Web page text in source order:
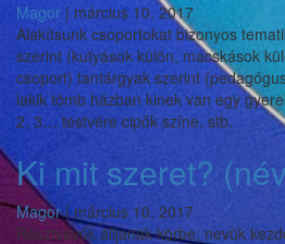
Magor | március 10, 2017
Alakítsunk csoportokat bizonyos
szerint (kutyások külön, macskások
csoport) tantárgyak szerint
lakik tömb házban kinek van egy
2, 3… testvére cipők színe, stb.
Ki mit szeret?
Magor |március 10, 2017
Résztvevők álljanak körbe, nevük